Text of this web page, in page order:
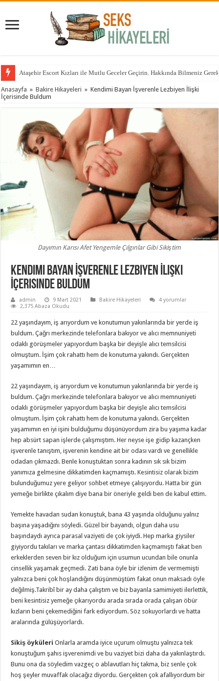
Ataşehir Escort Kızları ile Mutlu Geceler Geçirin. Hakkında Bilmeniz
Anasayfa » Bakire Hikayeleri » Kendimi Bayan İşverenle Lezbiyen İlişki
İçerisinde Buldum
Dayımın Karısı Afet Yengemle Çılgınlar Gibi Sikiştim
Kendimi Bayan İşverenle Lezbiyen İlişki
İçerisinde Buldum
admin 9 Mart 2021 Bakire Hikayeleri
4 yorumlar
2,375 Abaza Okudu
22 yaşındayım, iş arıyordum ve konutumun yakınlarında bir yerde iş
buldum. Çağrı merkezinde telefonlara bakıyor ve alıcı memnuniyeti
odaklı görüşmeler yapıyordum başka bir deyişle alıcı temsilcisi
olmuştum. İşim çok rahattı hem de konutuma yakındı. Gerçekten
yaşamımın en…
22 yaşındayım, iş arıyordum ve konutumun yakınlarında bir yerde iş
buldum. Çağrı merkezinde telefonlara bakıyor ve alıcı memnuniyeti
odaklı görüşmeler yapıyordum başka bir deyişle alıcı temsilcisi
olmuştum. İşim çok rahattı hem de konutuma yakındı. Gerçekten
yaşamımın en iyi işini bulduğumu düşünüyordum zira bu yaşıma kadar
hep absürt sapan işlerde çalışmıştım. Her neyse işe gidip kazançken
işverenle tanıştım, işverenin kendine ait bir odası vardı ve genellikle
odadan çıkmazdı. Benle konuştuktan sonra kadının sık sık bizim
yanımıza gelmesine dikkatimden kaçmamıştı. Kesintisiz olarak bizim
bulunduğumuz yere geliyor sohbet etmeye çalışıyordu. Hatta bir gün
yemeğe birlikte çıkalım diye bana bir öneriyle geldi ben de kabul ettim.
Yemekte havadan sudan konuştuk, bana 43 yaşında olduğunu yalnız
başına yaşadığını söyledi. Güzel bir bayandı, olgun daha usu
başındaydı ayrıca parasal vaziyeti de çok iyiydi. Hep marka giysiler
giyiyordu takıları ve marka çantası dikkatimden kaçmamıştı fakat ben
erkeklerden seven bir kız olduğum için usumun ucundan bile onunla
cinsellik yaşamak geçmedi. Zati bana öyle bir izlenim de vermemişti
yalnızca beni çok hoşlandığını düşünmüştüm fakat onun maksadı öyle
değilmiş.Takribî bir ay daha çalıştım ve biz bayanla samimiyeti ilerlettik,
beni kesintisiz yemeğe çıkarıyordu arada sırada orada çalışan öbür
kızların beni çekemediğini fark ediyordum. Söz sokuyorlardı ve hatta
aralarında gülüşüyorlardı.
Sikiş öyküleri Onlarla aramda iyice uçurum olmuştu yalnızca tek
konuştuğum şahıs işverenimdi ve bu vaziyet bizi daha da yakınlaştırdı.
Bunu ona da söyledim vazgeç o ablavutları hiç takma, biz senle çok
hoş şeyler muvaffak olacağız diyordu. Gerçekten çok afallıyordum bir